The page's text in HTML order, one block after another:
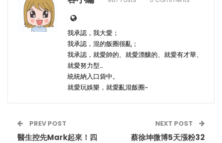
我承認，我大愛；
我承認，混的飯圈很亂；
我承認，就愛帥的、就愛漂釀的、就愛有才華、
就愛努力型…
統統納入口袋中。
就愛玩娛樂，就愛亂混飯圈~
PREV POST
醫生控先Mark起來！四
NEXT POST
蔡徐坤微博5天漲粉32